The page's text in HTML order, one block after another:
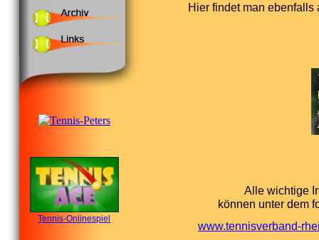
Tennis-Onlinespiel
Hier findet man ebenfalls
Alle wichtige
können unter dem
www.tennisverband-